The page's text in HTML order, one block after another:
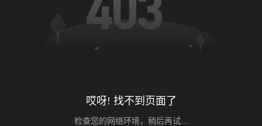
哎呀! 找不到页面了
检查您的网络环境，稍后再试...